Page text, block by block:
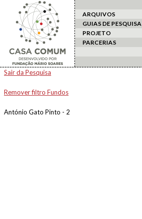
ARQUIVOS
GUIAS DE PESQUISA
PROJETO
PARCERIAS
Sair da Pesquisa
Remover filtro Fundos
António Gato Pinto - 2